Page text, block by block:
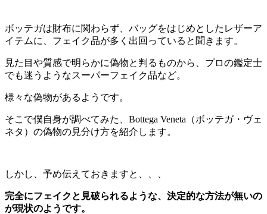
ボッテガは財布に関わらず、バッグをはじめとしたレザーア
イテムに、フェイク品が多く出回っていると聞きます。
見た目や質感で明らかに偽物と判るものから、プロの鑑定士
でも迷うようなスーパーフェイク品など。
様々な偽物があるようです。
そこで僕自身が調べてみた、Bottega Veneta（ボッテガ・ヴェ
ネタ）の偽物の見分け方を紹介します。
しかし、予め伝えておきますと、、、
完全にフェイクと見破られるような、決定的な方法が無いの
が現状のようです。